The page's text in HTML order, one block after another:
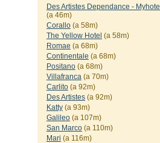
Des Artistes Dependance - Myhotel
(a 46m)
Corallo(a 58m)
The Yellow Hotel (a 58m)
Romae (a 68m)
Continentale (a 68m)
Positano(a 68m)
Villafranca(a 70m)
Carlito(a 92m)
Des Artistes(a 92m)
Katty(a 93m)
Galileo(a 107m)
San Marco(a 110m)
Mari (a 116m)